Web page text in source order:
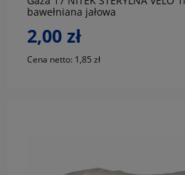
bawełniana jałowa
2,00 zł
Cena netto: 1,85 zł